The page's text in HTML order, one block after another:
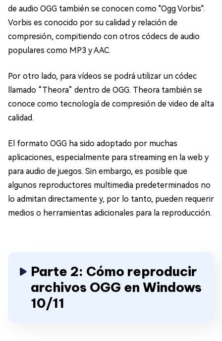
de audio OGG también se conocen como "Ogg Vorbis".
Vorbis es conocido por su calidad y relación de
compresión, compitiendo con otros códecs de audio
populares como MP3 y AAC.
Por otro lado, para vídeos se podrá utilizar un códec
llamado “Theora” dentro de OGG. Theora también se
conoce como tecnología de compresión de video de alta
calidad.
El formato OGG ha sido adoptado por muchas
aplicaciones, especialmente para streaming en la web y
para audio de juegos. Sin embargo, es posible que
algunos reproductores multimedia predeterminados no
lo admitan directamente y, por lo tanto, pueden requerir
medios o herramientas adicionales para la reproducción.
Parte 2: Cómo reproducir
archivos OGG en Windows
10/11